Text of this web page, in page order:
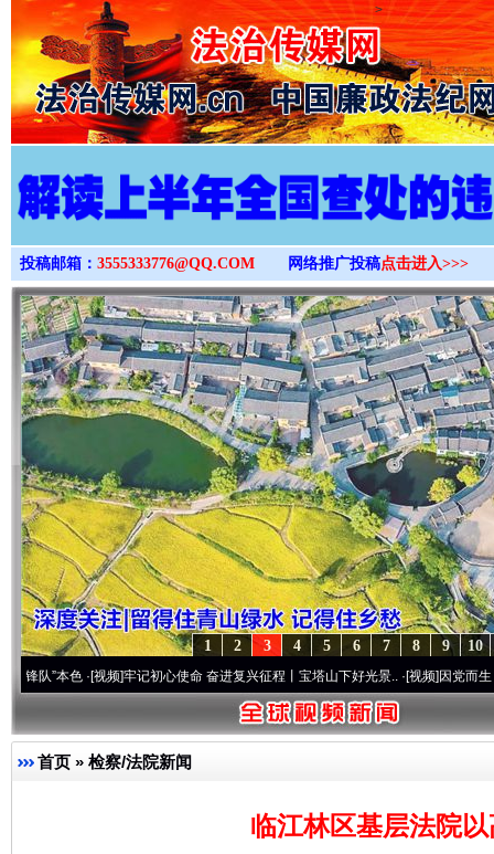
>
投稿邮箱： 3555333776@QQ.COM 网络推广投稿点击进入>>>
10
9
8
7
6
5
4
3
2
1
·[视频]牢记初心使命 奋进复兴征程丨宝塔山下好光景..·[视频]因党而生 为党而战——
首页 » 检察/法院新闻
临江林区基层法院